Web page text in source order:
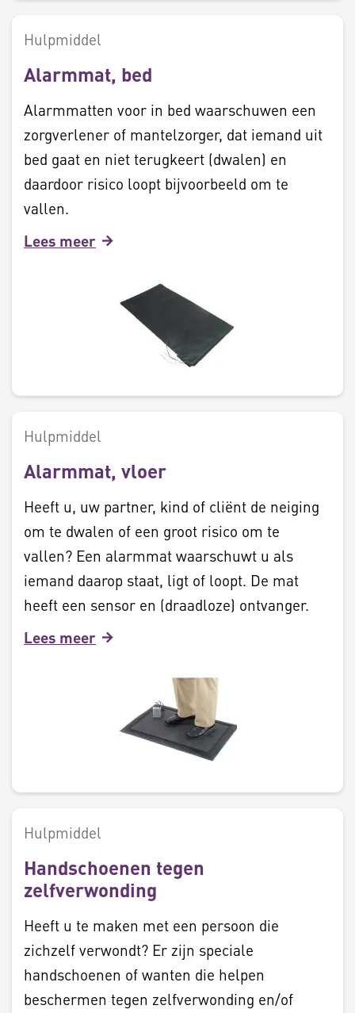
Hulpmiddel
Alarmmat, bed
Alarmmatten voor in bed waarschuwen een
zorgverlener of mantelzorger, dat iemand uit
bed gaat en niet terugkeert (dwalen) en
daardoor risico loopt bijvoorbeeld om te
vallen.
Lees meer
Hulpmiddel
Alarmmat, vloer
Heeft u, uw partner, kind of cliënt de neiging
om te dwalen of een groot risico om te
vallen? Een alarmmat waarschuwt u als
iemand daarop staat, ligt of loopt. De mat
heeft een sensor en (draadloze) ontvanger.
Lees meer
Hulpmiddel
Handschoenen tegen
zelfverwonding
Heeft u te maken met een persoon die
zichzelf verwondt? Er zijn speciale
handschoenen of wanten die helpen
beschermen tegen zelfverwonding en/of